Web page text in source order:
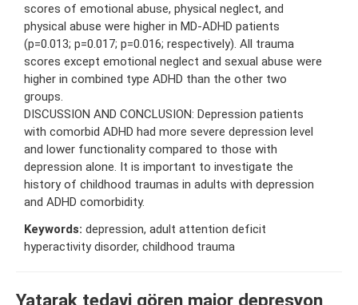
scores of emotional abuse, physical neglect, and
physical abuse were higher in MD-ADHD patients
(p=0.013; p=0.017; p=0.016; respectively). All trauma
scores except emotional neglect and sexual abuse were
higher in combined type ADHD than the other two
groups.
DISCUSSION AND CONCLUSION: Depression patients
with comorbid ADHD had more severe depression level
and lower functionality compared to those with
depression alone. It is important to investigate the
history of childhood traumas in adults with depression
and ADHD comorbidity.
Keywords: depression, adult attention deficit
hyperactivity disorder, childhood trauma
Yatarak tedavi gören major depresyon